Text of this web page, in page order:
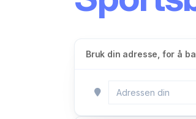
Bruk din adresse, for å